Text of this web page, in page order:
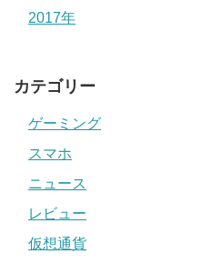
2017年
カテゴリー
ゲーミング
スマホ
ニュース
レビュー
仮想通貨